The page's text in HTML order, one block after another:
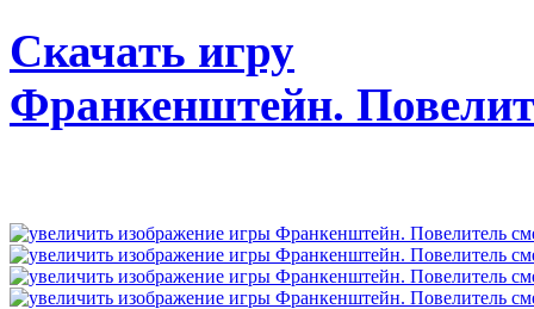
Скачать игру
Франкенштейн.